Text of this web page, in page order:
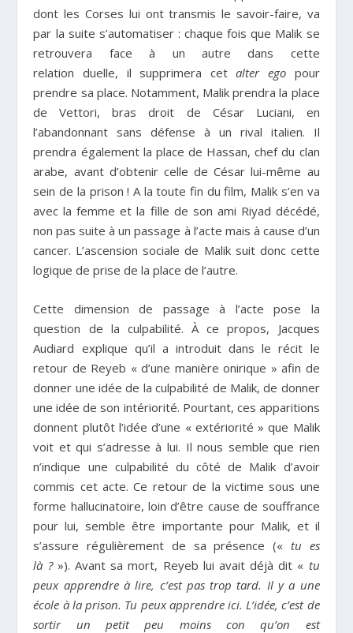
dont les Corses lui ont transmis le savoir-faire, va
par la suite s’automatiser : chaque fois que Malik se
retrouvera face à un autre dans cette
relation duelle, il supprimera cetalter ego pour
prendre sa place. Notamment, Malik prendra la place
de Vettori, bras droit de César Luciani, en
l’abandonnant sans défense à un rival italien. Il
prendra également la place de Hassan, chef du clan
arabe, avant d’obtenir celle de César lui-même au
sein de la prison ! A la toute fin du film, Malik s’en va
avec la femme et la fille de son ami Riyad décédé,
non pas suite à un passage à l’acte mais à cause d’un
cancer. L’ascension sociale de Malik suit donc cette
logique de prise de la place de l’autre.
Cette dimension de passage à l’acte pose la
question de la culpabilité. À ce propos, Jacques
Audiard explique qu’il a introduit dans le récit le
retour de Reyeb « d’une manière onirique » afin de
donner une idée de la culpabilité de Malik, de donner
une idée de son intériorité. Pourtant, ces apparitions
donnent plutôt l’idée d’une « extériorité » que Malik
voit et qui s’adresse à lui. Il nous semble que rien
n’indique une culpabilité du côté de Malik d’avoir
commis cet acte. Ce retour de la victime sous une
forme hallucinatoire, loin d’être cause de souffrance
pour lui, semble être importante pour Malik, et il
s’assure régulièrement de sa présence (« tu es
là ? »). Avant sa mort, Reyeb lui avait déjà dit « tu
peux apprendre à lire, c’est pas trop tard. Il y a une
école à la prison. Tu peux apprendre ici. L’idée, c’est de
sortir un petit peu moins con qu’on est